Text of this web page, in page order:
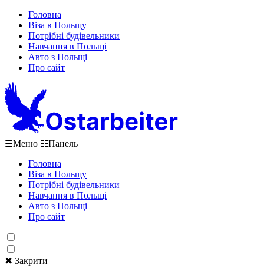
Головна
Віза в Польщу
Потрібні будівельники
Навчання в Польщі
Авто з Польщі
Про сайт
☰Меню ☷Панель
Головна
Віза в Польщу
Потрібні будівельники
Навчання в Польщі
Авто з Польщі
Про сайт
✖ Закрити